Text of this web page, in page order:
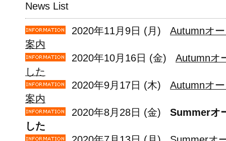
News List
2020年11月9日 (月) Autumnオ
案内
2020年10月16日 (金) Autumnオ
した
2020年9月17日 (木) Autumnオ
案内
2020年8月28日 (金) Summerオ
した